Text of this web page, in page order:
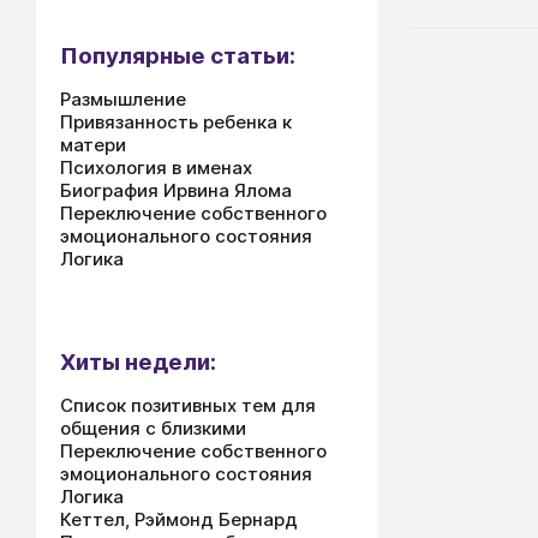
Популярные статьи:
Размышление
Привязанность ребенка к
матери
Психология в именах
Биография Ирвина Ялома
Переключение собственного
эмоционального состояния
Логика
Хиты недели:
Список позитивных тем для
общения с близкими
Переключение собственного
эмоционального состояния
Логика
Кеттел, Рэймонд Бернард